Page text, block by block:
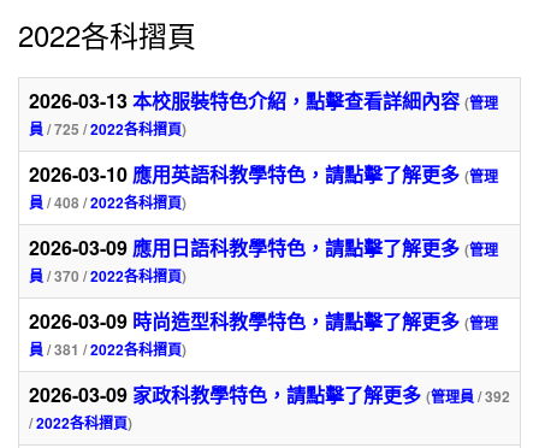
2022各科摺頁
2026-03-13本校服裝特色介紹，點擊查看詳細內容 (管理
員/ 725 /2022各科摺頁)
2026-03-10應用英語科教學特色，請點擊了解更多 (管理
員/ 408 /2022各科摺頁)
2026-03-09應用日語科教學特色，請點擊了解更多 (管理
員/ 370 /2022各科摺頁)
2026-03-09 時尚造型科教學特色，請點擊了解更多 (管理
員/ 381 /2022各科摺頁)
2026-03-09 家政科教學特色，請點擊了解更多 (管理員/ 392
/2022各科摺頁)